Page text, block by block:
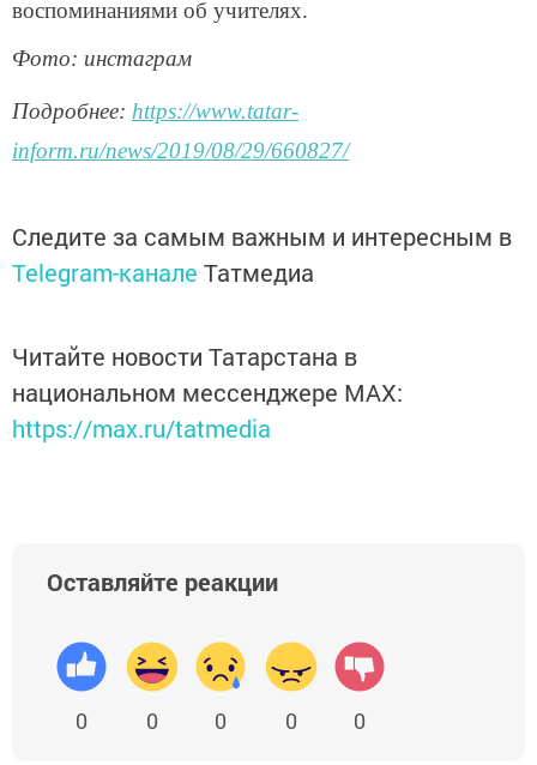
воспоминаниями об учителях.
Фото: инстаграм
Подробнее: https://www.tatar-
inform.ru/news/2019/08/29/660827/
Следите за самым важным и интересным в
Telegram-канале Татмедиа
Читайте новости Татарстана в
национальном мессенджере MАХ:
https://max.ru/tatmedia
Оставляйте реакции
0 0 0 0 0